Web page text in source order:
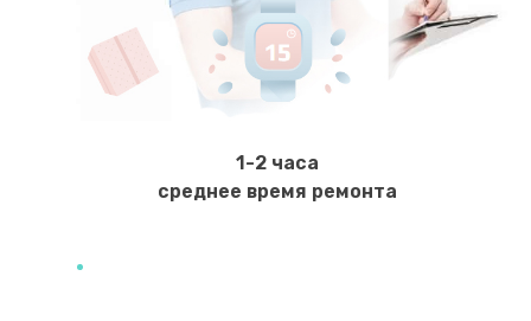
1100 руб.
Заказать
550 руб.
Заказать
1-2 часа
среднее время ремонта